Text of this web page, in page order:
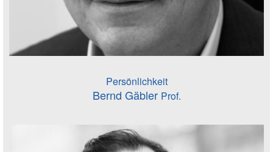
Persönlichkeit
Bernd Gäbler Prof.